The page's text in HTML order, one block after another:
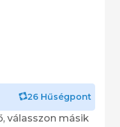
26 Hűségpont
válasszon másik